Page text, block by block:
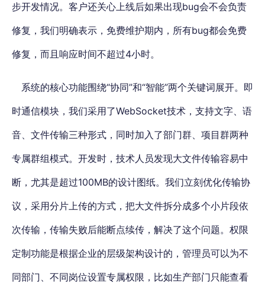
步开发情况。客户还关心上线后如果出现bug会不会负责
修复，我们明确表示，免费维护期内，所有bug都会免费
修复，而且响应时间不超过4小时。
系统的核心功能围绕“协同”和“智能”两个关键词展开。即
时通信模块，我们采用了WebSocket技术，支持文字、语
音、文件传输三种形式，同时加入了部门群、项目群两种
专属群组模式。开发时，技术人员发现大文件传输容易中
断，尤其是超过100MB的设计图纸。我们立刻优化传输协
议，采用分片上传的方式，把大文件拆分成多个小片段依
次传输，传输失败后能断点续传，解决了这个问题。权限
定制功能是根据企业的层级架构设计的，管理员可以为不
同部门、不同岗位设置专属权限，比如生产部门只能查看